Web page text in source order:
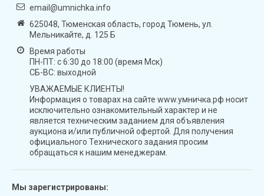
email@umnichka.info
625048, Тюменская область, город Тюмень, ул.
Мельникайте, д. 125 Б
Время работы
ПН-ПТ: с 6:30 до 18:00 (время Мск)
СБ-ВС: выходной
УВАЖАЕМЫЕ КЛИЕНТЫ!
Информация о товарах на сайте www.умничка.рф носит
исключительно ознакомительный характер и не
является техническим заданием для объявления
аукциона и/или публичной офертой. Для получения
официального Технического задания просим
обращаться к нашим менеджерам.
Мы зарегистрированы: